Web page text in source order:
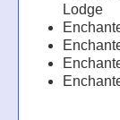
Lodge